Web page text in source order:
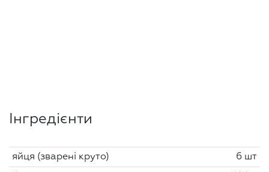
Інгредієнти
яйця (зварені круто) 6 шт